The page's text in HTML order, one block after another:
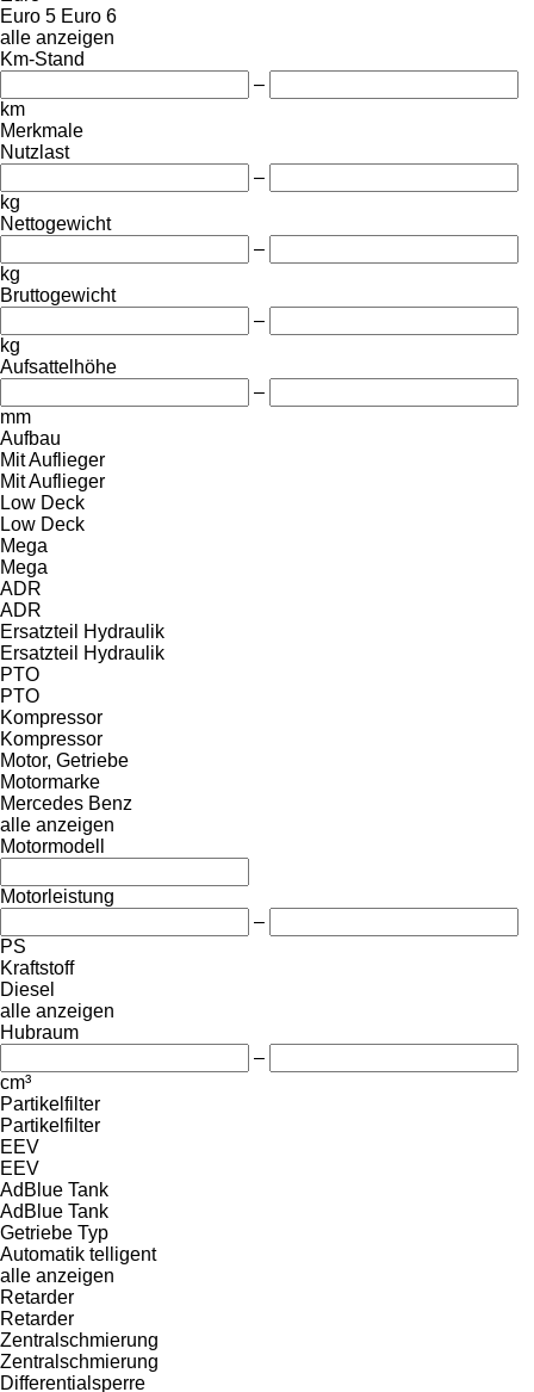
Euro 5 Euro 6
alle anzeigen
Km-Stand
–
km
Merkmale
Nutzlast
–
kg
Nettogewicht
–
kg
Bruttogewicht
–
kg
Aufsattelhöhe
–
mm
Aufbau
Mit Auflieger
Mit Auflieger
Low Deck
Low Deck
Mega
Mega
ADR
ADR
Ersatzteil Hydraulik
Ersatzteil Hydraulik
PTO
PTO
Kompressor
Kompressor
Motor, Getriebe
Motormarke
Mercedes Benz
alle anzeigen
Motormodell
Motorleistung
–
PS
Kraftstoff
Diesel
alle anzeigen
Hubraum
–
cm³
Partikelfilter
Partikelfilter
EEV
EEV
AdBlue Tank
AdBlue Tank
Getriebe Typ
Automatik telligent
alle anzeigen
Retarder
Retarder
Zentralschmierung
Zentralschmierung
Differentialsperre